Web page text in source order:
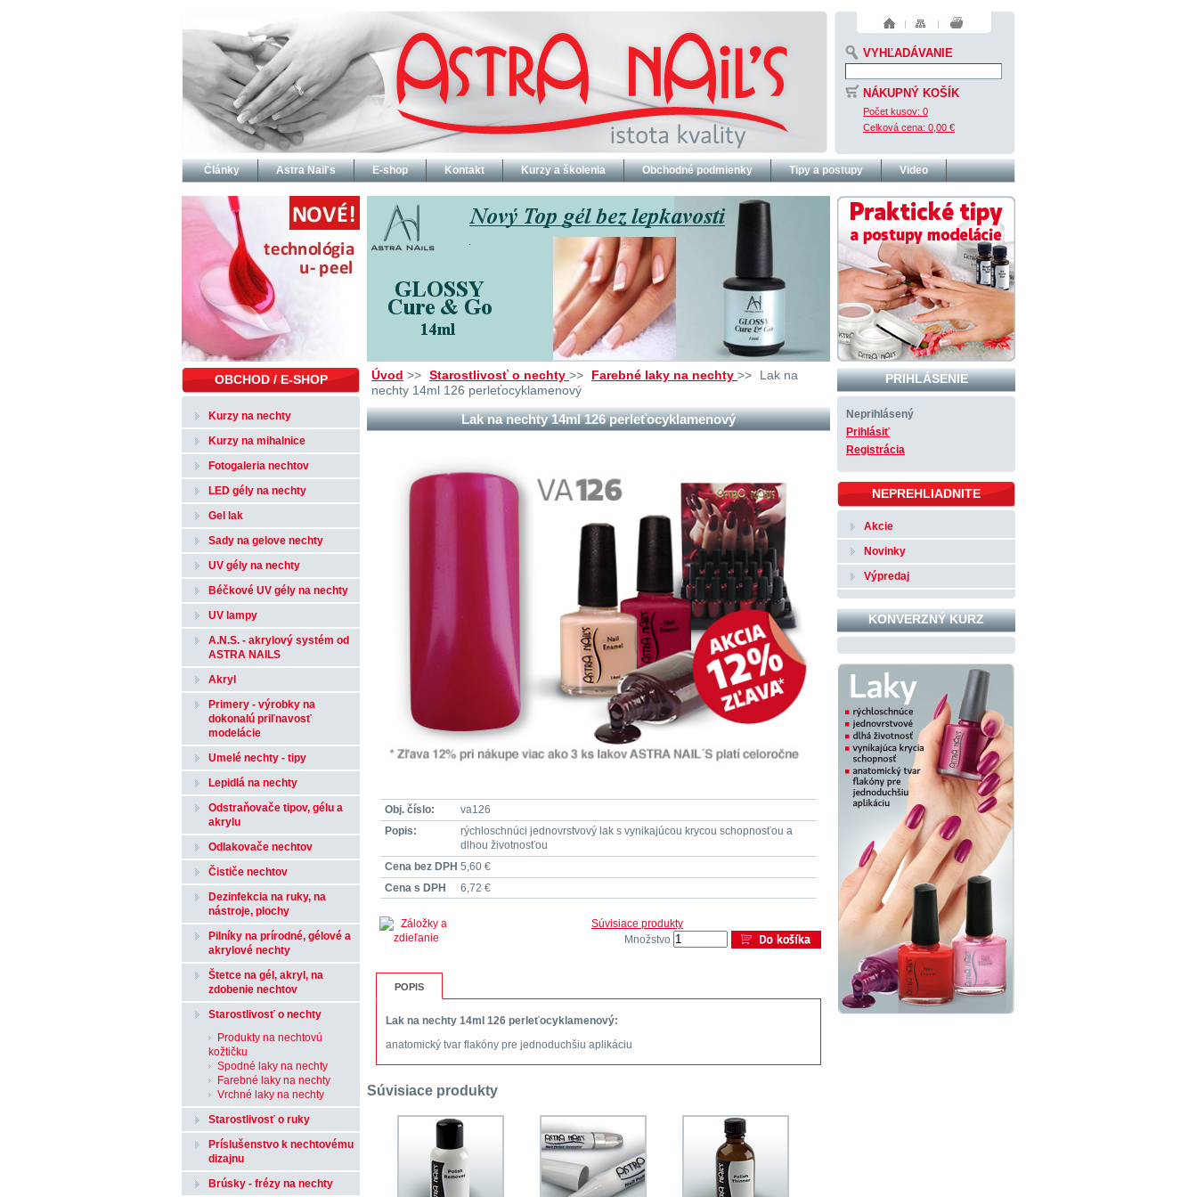
NÁKUPNÝ KOŠÍK
Počet kusov: 0
Celková cena: 0,00 €
VYHĽADÁVANIE
Úvod >> Starostlivosť o nechty >> Farebné laky na nechty >>
Lak na
nechty 14ml 126 perleťocyklamenový
Lak na nechty 14ml 126 perleťocyklamenový
Obj. číslo:
va126
Popis:
rýchloschnúci jednovrstvový lak s vynikajúcou krycou schopnosťou a
dlhou životnosťou
Cena bez DPH 5,60 €
Cena s DPH
6,72 €
Súvisiace produkty
Množstvo
POPIS
Lak na nechty 14ml 126 perleťocyklamenový:
anatomický tvar flakóny pre jednoduchšiu aplikáciu
Súvisiace produkty
OBCHOD / E-SHOP
Kurzy na nechty
Kurzy na mihalnice
Fotogaleria nechtov
LED gély na nechty
Gel lak
Sady na gelove nechty
UV gély na nechty
Béčkové UV gély na nechty
UV lampy
A.N.S. - akrylový systém od
ASTRA NAILS
Akryl
Primery - výrobky na
dokonalú priľnavosť
modelácie
Umelé nechty - tipy
Lepidlá na nechty
Odstraňovače tipov, gélu a
akrylu
Odlakovače nechtov
Čističe nechtov
Dezinfekcia na ruky, na
nástroje, plochy
Pilníky na prírodné, gélové a
akrylové nechty
Štetce na gél, akryl, na
zdobenie nechtov
Starostlivosť o nechty
Produkty na nechtovú
kožtičku
Spodné laky na nechty
Farebné laky na nechty
Vrchné laky na nechty
Starostlivosť o ruky
Príslušenstvo k nechtovému
dizajnu
Brúsky - frézy na nechty
PRIHLÁSENIE
Neprihlásený
Prihlásiť
Registrácia
NEPREHLIADNITE
Akcie
Novinky
Výpredaj
KONVERZNÝ KURZ
Články Astra Nail's E-shop Kontakt Kurzy a školenia Obchodné podmienky Tipy a postupy Video